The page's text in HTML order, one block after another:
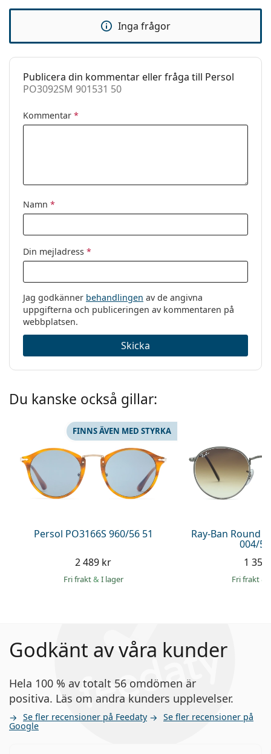
Varumärke:
Persol
Enligt mode
Inga frågor
Publicera din kommentar eller fråga till Persol
PO3092SM 901531 50
Kommentar *
Namn *
Din mejladress *
Jag godkänner behandlingen av de angivna
uppgifterna och publiceringen av kommentaren på
webbplatsen.
Skicka
Du kanske också gillar:
Persol PO3166S 960/56 51
FINNS ÄVEN MED STYRKA
2 489 kr
Fri frakt& I lager
Ray-Ban Round
004/
1
Fri frakt&
Godkänt av våra kunder
Hela 100 % av totalt 56 omdömen är
positiva. Läs om andra kunders upplevelser.
Se fler recensioner på Feedaty Se fler recensioner på
Google